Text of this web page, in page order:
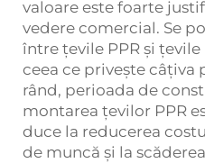
valoare este foarte
vedere comercial. Se
între țevile PPR și
ceea ce privește câțiva
rând, perioada de
montarea țevilor PPR
duce la reducerea
de muncă și la